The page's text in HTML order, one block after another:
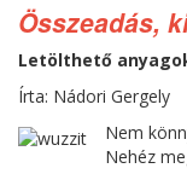
Összeadás,
Letölthető
Írta: Nádori Gergely
Nem
Nehéz